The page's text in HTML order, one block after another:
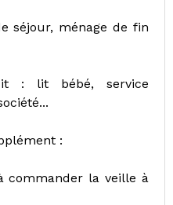
séjour, ménage de fin
: lit bébé, service
:
commander la veille à